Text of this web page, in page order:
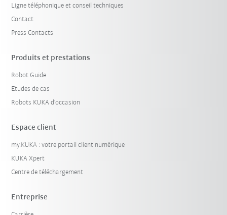
Ligne téléphonique et conseil techniques
Contact
Press Contacts
Produits et prestations
Robot Guide
Etudes de cas
Robots KUKA d'occasion
Espace client
my.KUKA : votre portail client numérique
KUKA Xpert
Centre de téléchargement
Entreprise